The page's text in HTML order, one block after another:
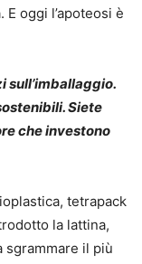
E oggi l’apoteosi è
sull’imballaggio.
Siete
che investono
tetrapack
la lattina,
sgrammare il più